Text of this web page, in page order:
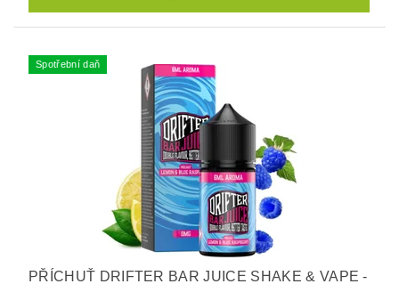
Spotřební daň
PŘÍCHUŤ DRIFTER BAR JUICE SHAKE & VAPE -